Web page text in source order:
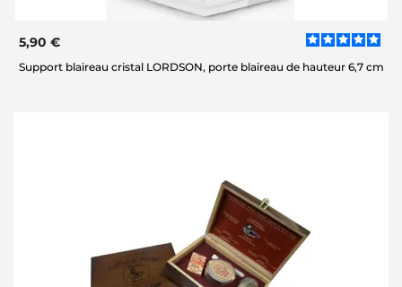
5,90 €
Support blaireau cristal LORDSON, porte blaireau de hauteur 6,7 cm